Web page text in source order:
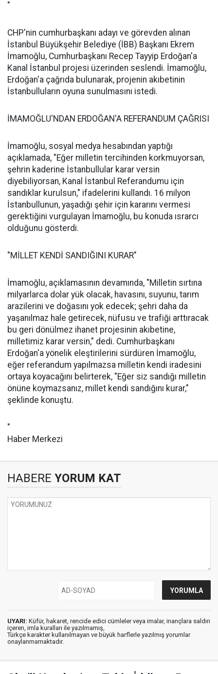
"
CHP'nin cumhurbaşkanı adayı ve görevden alınan
İstanbul Büyükşehir Belediye (İBB) Başkanı Ekrem
İmamoğlu, Cumhurbaşkanı Recep Tayyip Erdoğan'a
Kanal İstanbul projesi üzerinden seslendi. İmamoğlu,
Erdoğan'a çağrıda bulunarak, projenin akıbetinin
İstanbulluların oyuna sunulmasını istedi.
İMAMOĞLU'NDAN ERDOĞAN'A REFERANDUM ÇAĞRISI
İmamoğlu, sosyal medya hesabından yaptığı
açıklamada, "Eğer milletin tercihinden korkmuyorsan,
şehrin kaderine İstanbullular karar versin
diyebiliyorsan, Kanal İstanbul Referandumu için
sandıklar kurulsun," ifadelerini kullandı. 16 milyon
İstanbullunun, yaşadığı şehir için kararını vermesi
gerektiğini vurgulayan İmamoğlu, bu konuda ısrarcı
olduğunu gösterdi.
"MİLLET KENDİ SANDIĞINI KURAR"
İmamoğlu, açıklamasının devamında, "Milletin sırtına
milyarlarca dolar yük olacak, havasını, suyunu, tarım
arazilerini ve doğasını yok edecek; şehri daha da
yaşanılmaz hale getirecek, nüfusu ve trafiği arttıracak
bu geri dönülmez ihanet projesinin akıbetine,
milletimiz karar versin," dedi. Cumhurbaşkanı
Erdoğan'a yönelik eleştirilerini sürdüren İmamoğlu,
eğer referandum yapılmazsa milletin kendi iradesini
ortaya koyacağını belirterek, "Eğer siz sandığı milletin
önüne koymazsanız, millet kendi sandığını kurar,"
şeklinde konuştu.
"
Haber Merkezi
HABERE YORUM KAT
UYARI: Küfür, hakaret, rencide edici cümleler veya imalar, inançlara saldırı
içeren, imla kuralları ile yazılmamış,
Türkçe karakter kullanılmayan ve büyük harflerle yazılmış yorumlar
onaylanmamaktadır.